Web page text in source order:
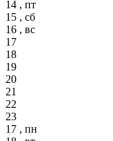
14 , пт
15 , сб
16 , вс
17
18
19
20
21
22
23
17 , пн